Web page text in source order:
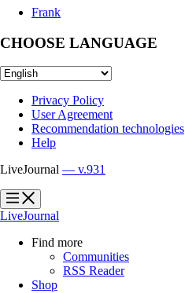
Frank
CHOOSE LANGUAGE
Privacy Policy
User Agreement
Recommendation technologies
Help
LiveJournal — v.931
?
?
LiveJournal
Find more
Communities
RSS Reader
Shop